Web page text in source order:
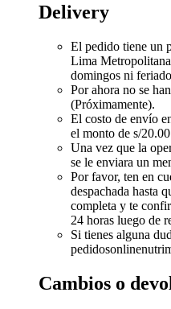
Delivery
El pedido tiene un
Lima
domingos ni
Por ahora no se
(Próximamente).
El costo de envío
el monto de s/
Una vez que la
se le enviara un
Por favor, ten en
despachada hasta
completa y te
24 horas luego de
Si tienes alguna
Cambios o